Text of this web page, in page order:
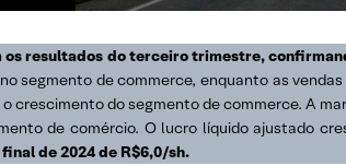
resultados do terceiro trimestre,
segmento de commerce, enquanto as
do segmento de commerce. A
de comércio. O lucro líquido ajustado
de 2024 de R$6,0/sh.